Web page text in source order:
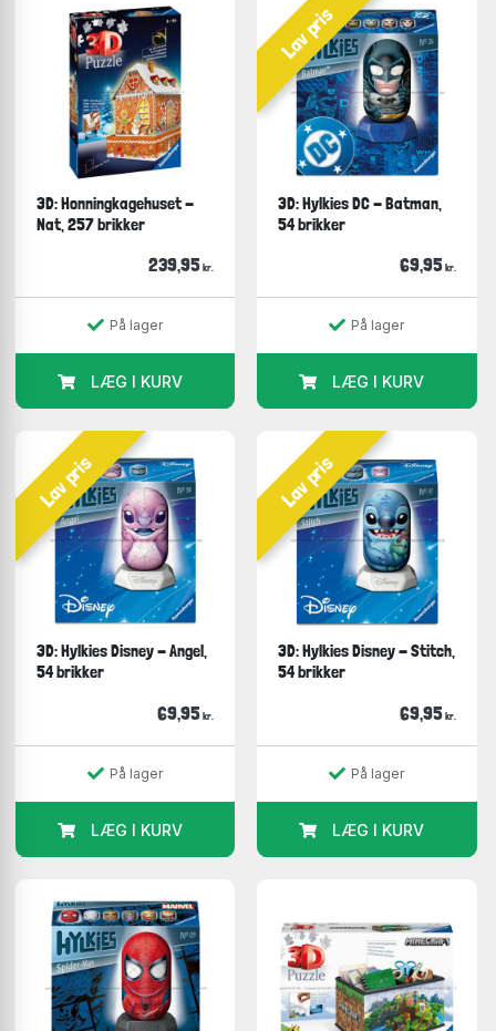
3D: Honningkagehuset -
Nat, 257 brikker
239,95 kr.
På lager
LÆG I KURV
Lav pris
3D: Hylkies DC - Batman,
54 brikker
69,95 kr.
På lager
LÆG I KURV
Lav pris
3D: Hylkies Disney - Angel,
54 brikker
69,95 kr.
På lager
LÆG I KURV
Lav pris
3D: Hylkies Disney - Stitch,
54 brikker
69,95 kr.
På lager
LÆG I KURV